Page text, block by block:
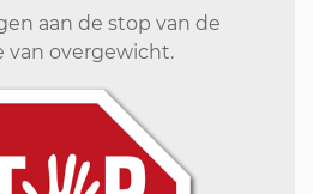
aan de stop van de
van overgewicht.